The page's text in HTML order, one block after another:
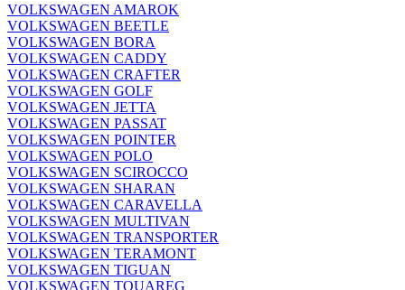
VOLKSWAGEN AMAROK
VOLKSWAGEN BEETLE
VOLKSWAGEN BORA
VOLKSWAGEN CADDY
VOLKSWAGEN CRAFTER
VOLKSWAGEN GOLF
VOLKSWAGEN JETTA
VOLKSWAGEN PASSAT
VOLKSWAGEN POINTER
VOLKSWAGEN POLO
VOLKSWAGEN SCIROCCO
VOLKSWAGEN SHARAN
VOLKSWAGEN CARAVELLA
VOLKSWAGEN MULTIVAN
VOLKSWAGEN TRANSPORTER
VOLKSWAGEN TERAMONT
VOLKSWAGEN TIGUAN
VOLKSWAGEN TOUAREG